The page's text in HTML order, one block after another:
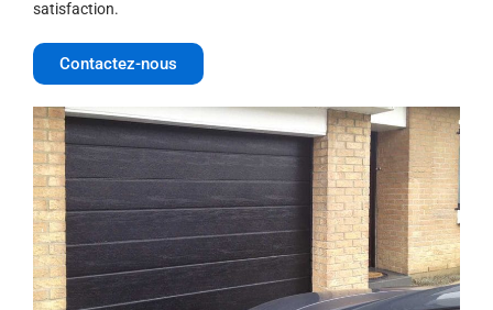
satisfaction.
Contactez-nous